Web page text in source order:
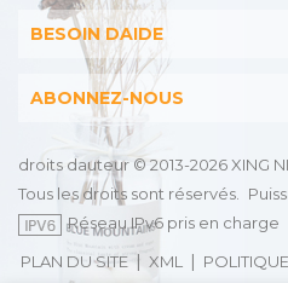
BESOIN DAIDE
ABONNEZ-NOUS
droits dauteur © 2013-2026 XING
Tous les droits sont réservés.
Réseau IPv6 pris en charge
PLAN DU SITE| XML |